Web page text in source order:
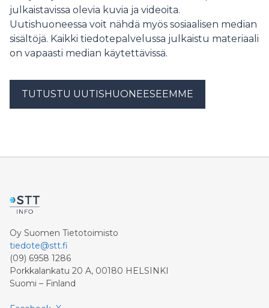
julkaistavissa olevia kuvia ja videoita.
Uutishuoneessa voit nähdä myös sosiaalisen median
sisältöjä. Kaikki tiedotepalvelussa julkaistu materiaali
on vapaasti median käytettävissä.
TUTUSTU UUTISHUONEESEEMME
Oy Suomen Tietotoimisto
tiedote@stt.fi
(09) 6958 1286
Porkkalankatu 20 A, 00180 HELSINKI
Suomi – Finland